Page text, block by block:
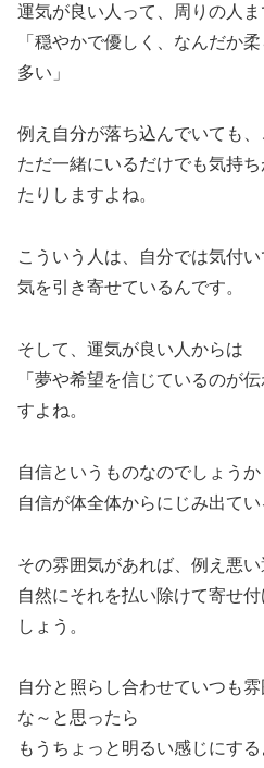
運気が良い人って、周りの人
「穏やかで優しく、なんだか
多い」
例え自分が落ち込んでいても、
ただ一緒にいるだけでも気持
たりしますよね。
こういう人は、自分では気付
気を引き寄せているんです。
そして、運気が良い人からは
「夢や希望を信じているのが
すよね。
自信というものなのでしょうか
自信が体全体からにじみ出てい
その雰囲気があれば、例え悪
自然にそれを払い除けて寄せ
しょう。
自分と照らし合わせていつも
な～と思ったら
もうちょっと明るい感じにす